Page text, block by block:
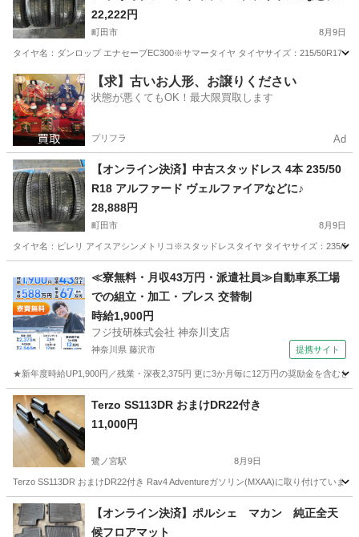
22,222円
町田市 8月9日
タイヤ名：ダンロップ エナセーブEC300※サマータイヤ タイヤサイズ：215/50R17
東京 町田市 タイヤ、ホイール
【求】古いお人形、お譲りください
状態が悪くてもOK！最大限買取します
プリフラ Ad
【オンライン決済】中古スタッドレス 4本 235/50
R18 アルファード ヴェルファイアなどに♪
28,888円
町田市 8月9日
タイヤ名：ピレリ アイスアシンメトリコ※スタッドレスタイヤ タイヤサイズ：235/
タイヤ、ホイール スタッドレス
≪寮無料・月収43万円・派遣社員≫自動車系工場
での組立・加工・プレス 交替制
時給1,900円
フジ技研株式会社 神奈川支店
神奈川県 藤沢市 提携サイト
★新年度時給UP1,900円／残業・深夜2,375円 更に3か月毎に12万円の奨励金を含む
神奈川 藤沢市 Terzo SS113DR おまけDR22付き
11,000円
鷺ノ宮駅 8月9日
Terzo SS113DR おまけDR22付き Rav4 Adventureガソリン(MXAA)に取り付けていま
東京 杉並区 鷺ノ宮駅 キャリア、ラック
【オンライン決済】ポルシェ マカン 純正全天
候フロアマット